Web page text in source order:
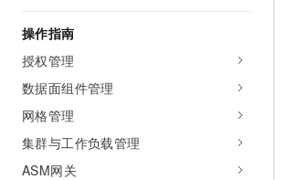
操作指南
授权管理
数据面组件管理
网格管理
集群与工作负载管理
ASM网关
中间件
数据库
媒体服务
可观测
上云与迁云
企业出海
政企业务